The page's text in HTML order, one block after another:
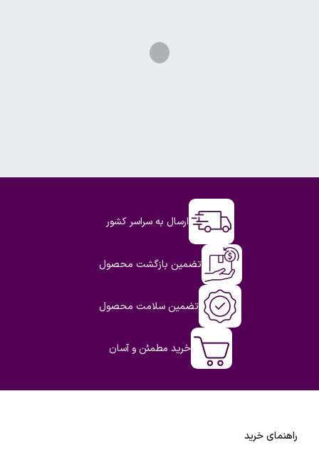
ارسال به سراسر کشور
تضمین بازگشت محصول
تضمین سلامت محصول
خرید مطمئن و آسان
راهنمای خرید